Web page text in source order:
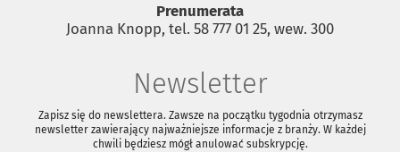
Prenumerata
Joanna Knopp, tel. 58 777 01 25, wew. 300
Newsletter
Zapisz się do newslettera. Zawsze na początku tygodnia otrzymasz
newsletter zawierający najważniejsze informacje z branży. W każdej
chwili będziesz mógł anulować subskrypcję.